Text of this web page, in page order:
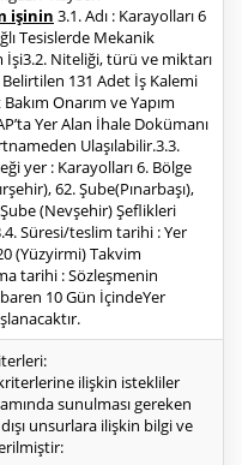
işinin 3.1. Adı : Karayolları 6
Tesislerde Mekanik
İşi3.2. Niteliği, türü ve miktarı
131 Adet İş Kalemi
Onarım ve Yapım
Yer Alan İhale Dokümanı
Ulaşılabilir.3.3.
yer : Karayolları 6. Bölge
62. Şube(Pınarbaşı),
(Nevşehir) Şeflikleri
Süresi/teslim tarihi : Yer
(Yüzyirmi) Takvim
tarihi : Sözleşmenin
10 Gün İçindeYer
ilişkin istekliler
sunulması gereken
unsurlara ilişkin bilgi ve